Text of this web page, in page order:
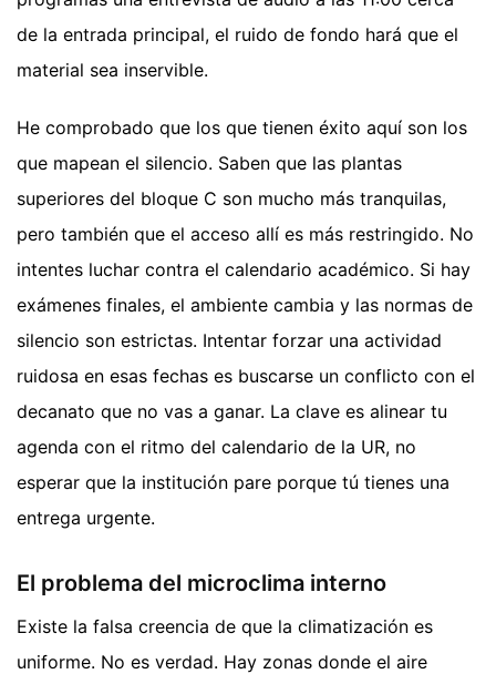
de la entrada principal, el ruido de fondo hará que el
material sea inservible.
He comprobado que los que tienen éxito aquí son los
que mapean el silencio. Saben que las plantas
superiores del bloque C son mucho más tranquilas,
pero también que el acceso allí es más restringido. No
intentes luchar contra el calendario académico. Si hay
exámenes finales, el ambiente cambia y las normas de
silencio son estrictas. Intentar forzar una actividad
ruidosa en esas fechas es buscarse un conflicto con el
decanato que no vas a ganar. La clave es alinear tu
agenda con el ritmo del calendario de la UR, no
esperar que la institución pare porque tú tienes una
entrega urgente.
El problema del microclima interno
Existe la falsa creencia de que la climatización es
uniforme. No es verdad. Hay zonas donde el aire